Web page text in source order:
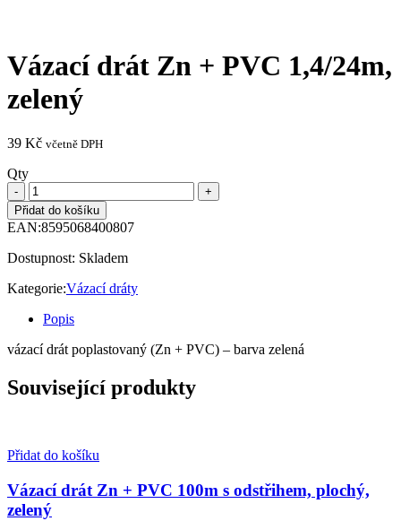
Vázací drát Zn + PVC 1,4/24m,
zelený
39 Kč včetně DPH
Qty
Přidat do košíku
EAN:8595068400807
Dostupnost: Skladem
Kategorie:Vázací dráty
Popis
vázací drát poplastovaný (Zn + PVC) – barva zelená
Související produkty
Přidat do košíku
Vázací drát Zn + PVC 100m s odstřihem, plochý,
zelený